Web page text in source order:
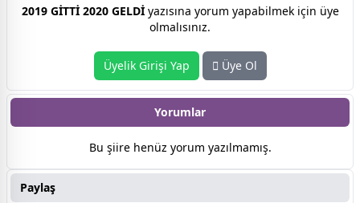
2019 GİTTİ 2020 GELDİyazısına yorum yapabilmek için üye
olmalısınız.
Üyelik Girişi Yap Üye Ol
Yorumlar
Bu şiire henüz yorum yazılmamış.
Paylaş